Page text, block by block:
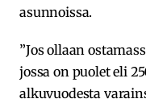
asunnoissa.
”Jos ollaan
jossa on puolet eli
alkuvuodesta